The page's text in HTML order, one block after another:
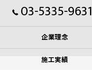
03-5335-9631
企業理念
施工実績